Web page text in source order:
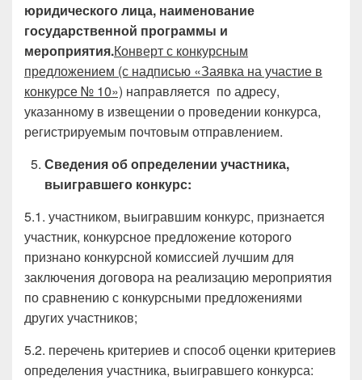
юридического лица, наименование
государственной программы и
мероприятия.Конверт с конкурсным
предложением (с надписью «Заявка на участие в
конкурсе № 10») направляется по адресу,
указанному в извещении о проведении конкурса,
регистрируемым почтовым отправлением.
Сведения об определении участника,
выигравшего конкурс:
5.1. участником, выигравшим конкурс, признается
участник, конкурсное предложение которого
признано конкурсной комиссией лучшим для
заключения договора на реализацию мероприятия
по сравнению с конкурсными предложениями
других участников;
5.2. перечень критериев и способ оценки критериев
определения участника, выигравшего конкурса: